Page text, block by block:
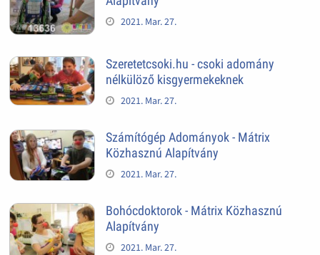
2021. Mar. 27.
Szeretetcsoki.hu - csoki adomány
nélkülöző kisgyermekeknek
2021. Mar. 27.
Számítógép Adományok - Mátrix
Közhasznú Alapítvány
2021. Mar. 27.
Bohócdoktorok - Mátrix Közhasznú
Alapítvány
2021. Mar. 27.